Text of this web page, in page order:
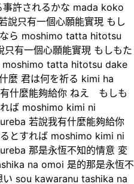
事許されるかな mada koko
只有一個心願能實現 もし
ら moshimo tatta hitotsu
有一個心願能實現 もしもた
moshimo tatta hitotsu dake
麼 君は何を祈る kimi ha
什麼能夠給你 ねえ もしも
ば moshimo kimi ni
若說我有什麼能夠給你
とすれば moshimo kimi ni
那是永恆不知的情意 変
na omoi 是的那是永恆不
い sou kawaranu tashika na